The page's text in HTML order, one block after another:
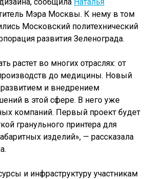
Мэра Москвы. К нему в том
Московский политехнический
развития Зеленограда.
растет во многих отраслях: от
до медицины. Новый
развитием и внедрением
в этой сфере. В него уже
компаний. Первый проект будет
гранульного принтера для
изделий», — рассказала
и инфраструктуру участникам